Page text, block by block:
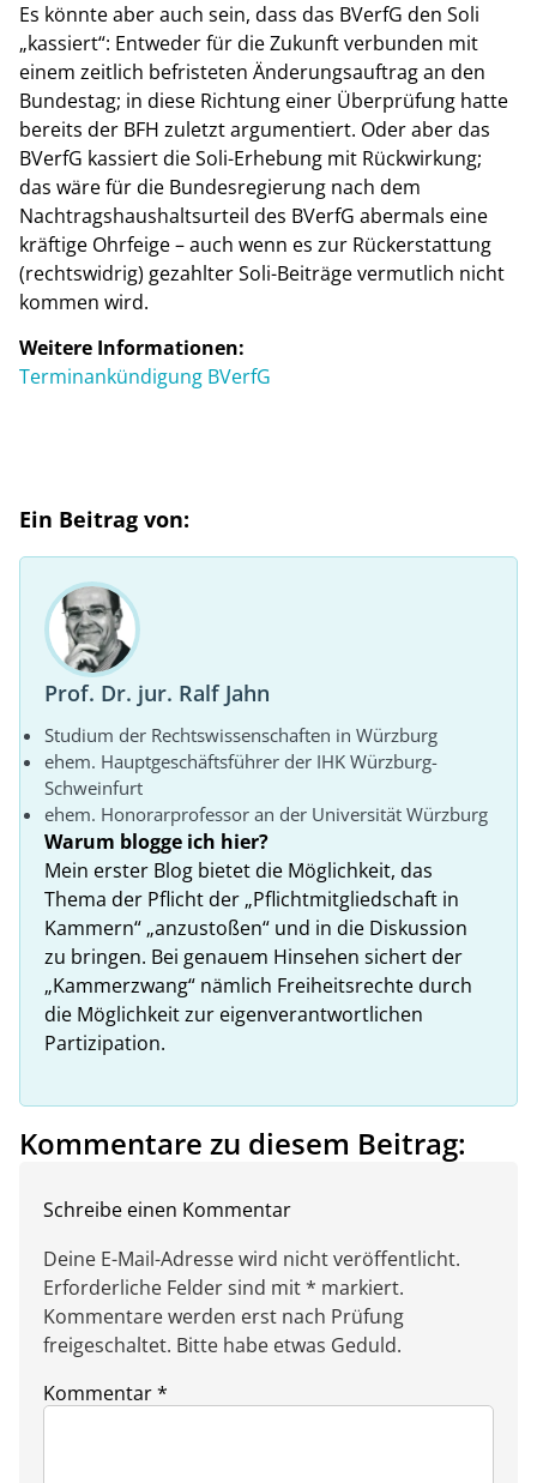
Es könnte aber auch sein, dass das BVerfG den Soli
„kassiert“: Entweder für die Zukunft verbunden mit
einem zeitlich befristeten Änderungsauftrag an den
Bundestag; in diese Richtung einer Überprüfung hatte
bereits der BFH zuletzt argumentiert. Oder aber das
BVerfG kassiert die Soli-Erhebung mit Rückwirkung;
das wäre für die Bundesregierung nach dem
Nachtragshaushaltsurteil des BVerfG abermals eine
kräftige Ohrfeige – auch wenn es zur Rückerstattung
(rechtswidrig) gezahlter Soli-Beiträge vermutlich nicht
kommen wird.
Weitere Informationen:
Terminankündigung BVerfG
Ein Beitrag von:
Prof. Dr. jur. Ralf Jahn
Studium der Rechtswissenschaften in Würzburg
ehem. Hauptgeschäftsführer der IHK Würzburg-
Schweinfurt
ehem. Honorarprofessor an der Universität Würzburg
Warum blogge ich hier?
Mein erster Blog bietet die Möglichkeit, das
Thema der Pflicht der „Pflichtmitgliedschaft in
Kammern“ „anzustoßen“ und in die Diskussion
zu bringen. Bei genauem Hinsehen sichert der
„Kammerzwang“ nämlich Freiheitsrechte durch
die Möglichkeit zur eigenverantwortlichen
Partizipation.
Kommentare zu diesem Beitrag:
Schreibe einen Kommentar
Deine E-Mail-Adresse wird nicht veröffentlicht.
Erforderliche Felder sind mit * markiert.
Kommentare werden erst nach Prüfung
freigeschaltet. Bitte habe etwas Geduld.
Kommentar*